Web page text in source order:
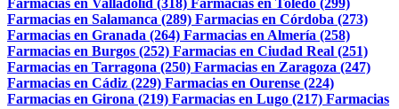
Farmacias en Valladolid (318) Farmacias en Toledo (299)
Farmacias en Salamanca (289) Farmacias en Córdoba (273)
Farmacias en Granada (264) Farmacias en Almería (258)
Farmacias en Burgos (252) Farmacias en Ciudad Real (251)
Farmacias en Tarragona (250) Farmacias en Zaragoza (247)
Farmacias en Cádiz (229) Farmacias en Ourense (224)
Farmacias en Girona (219) Farmacias en Lugo (217) Farmacias